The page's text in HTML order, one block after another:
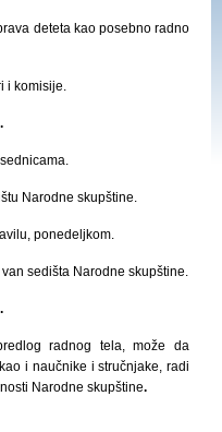
deteta kao posebno radno
i komisije.
Narodne skupštine.
ponedeljkom.
sedišta Narodne skupštine.
radnog tela, može da
i naučnike i stručnjake, radi
Narodne skupštine.